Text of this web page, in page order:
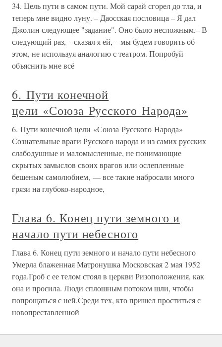
34. Цель пути в самом пути. Мой сарай сгорел до тла, и
теперь мне видно луну. – Даосская пословица – Я дал
Джолин следующее "задание". Оно было несложным.– В
следующий раз, – сказал я ей, – мы будем говорить об
этом, не используя аналогию с театром. Попробуй
объяснить мне всё
6. Пути конечной
цели «Союза Русского Народа»
6. Пути конечной цели «Союза Русского Народа»
Сознательные враги Русского народа и из самих русских
слабодушные и маломысленные, не понимающие
скрытых замыслов своих врагов или ослепленные
бешеным самолюбием, — все такие набросали много
грязи на глубоко-народное,
Глава 6. Конец пути земного и
начало пути небесного
Глава 6. Конец пути земного и начало пути небесного
Умерла блаженная Матронушка Московская 2 мая 1952
года.Гроб с ее телом стоял в церкви Ризоположения, как
она и просила. Люди сплошным потоком шли, чтобы
попрощаться с ней.Среди тех, кто пришел проститься с
новопреставленной